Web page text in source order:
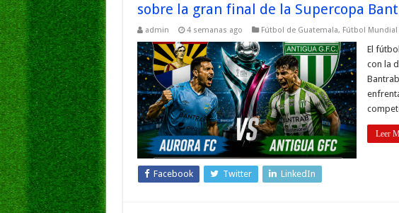
sobre la gran final de la Supercopa
admin 4 semanas ago Fútbol de Guatemala, Fútbol Mundial
El
con la
Leer
Facebook Twitter LinkedIn